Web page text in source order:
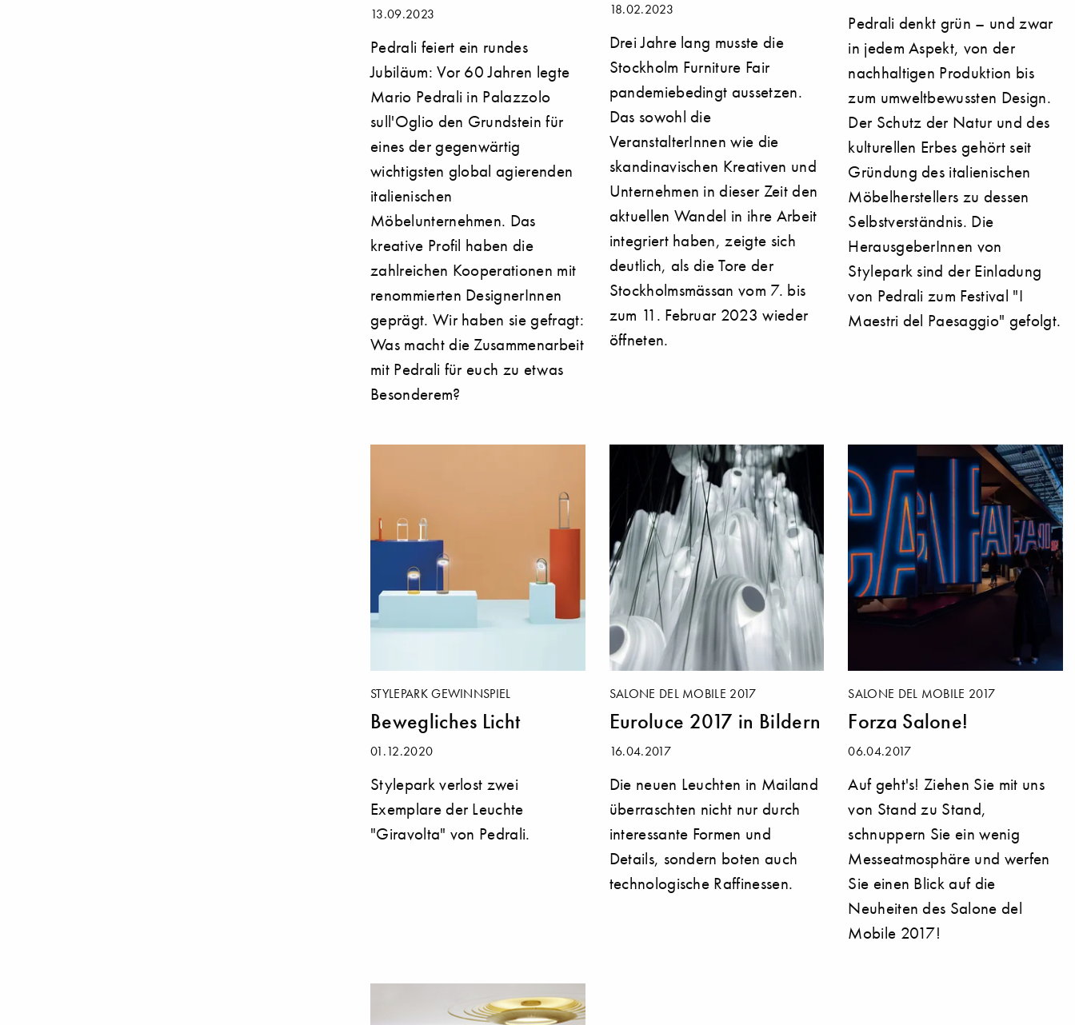
13.09.2023
Pedrali feiert ein rundes
Jubiläum: Vor 60 Jahren legte
Mario Pedrali in Palazzolo
sull'Oglio den Grundstein für
eines der gegenwärtig
wichtigsten global agierenden
italienischen
Möbelunternehmen. Das
kreative Profil haben die
zahlreichen Kooperationen mit
renommierten DesignerInnen
geprägt. Wir haben sie gefragt:
Was macht die Zusammenarbeit
mit Pedrali für euch zu etwas
Besonderem?
18.02.2023
Drei Jahre lang musste die
Stockholm Furniture Fair
pandemiebedingt aussetzen.
Das sowohl die
VeranstalterInnen wie die
skandinavischen Kreativen und
Unternehmen in dieser Zeit den
aktuellen Wandel in ihre Arbeit
integriert haben, zeigte sich
deutlich, als die Tore der
Stockholmsmässan vom 7. bis
zum 11. Februar 2023 wieder
öffneten.
Pedrali denkt grün – und zwar
in jedem Aspekt, von der
nachhaltigen Produktion bis
zum umweltbewussten Design.
Der Schutz der Natur und des
kulturellen Erbes gehört seit
Gründung des italienischen
Möbelherstellers zu dessen
Selbstverständnis. Die
HerausgeberInnen von
Stylepark sind der Einladung
von Pedrali zum Festival "I
Maestri del Paesaggio" gefolgt.
STYLEPARK GEWINNSPIEL
Bewegliches Licht
01.12.2020
Stylepark verlost zwei
Exemplare der Leuchte
"Giravolta" von Pedrali.
SALONE DEL MOBILE 2017
Euroluce 2017 in Bildern
16.04.2017
Die neuen Leuchten in Mailand
überraschten nicht nur durch
interessante Formen und
Details, sondern boten auch
technologische Raffinessen.
SALONE DEL MOBILE 2017
Forza Salone!
06.04.2017
Auf geht's! Ziehen Sie mit uns
von Stand zu Stand,
schnuppern Sie ein wenig
Messeatmosphäre und werfen
Sie einen Blick auf die
Neuheiten des Salone del
Mobile 2017!